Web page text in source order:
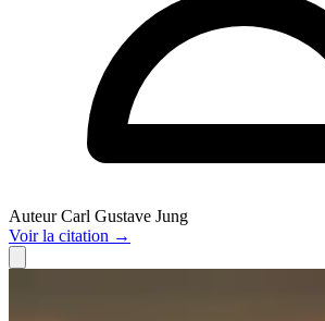
Auteur Carl Gustave Jung
Voirla citation →